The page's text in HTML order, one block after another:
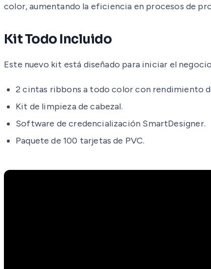
color, aumentando la eficiencia en procesos de
Kit Todo Incluido
Este nuevo kit está diseñado para iniciar el
2 cintas ribbons a todo color con rendimiento
Kit de limpieza de cabezal.
Software de credencialización SmartDesigner.
Paquete de 100 tarjetas de PVC.